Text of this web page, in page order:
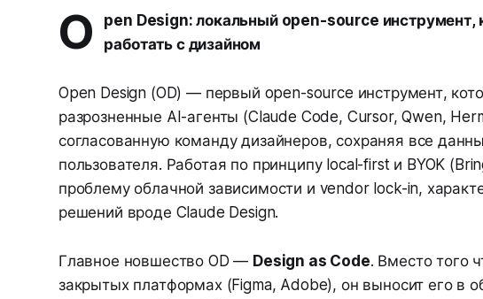
O
pen Design: локальный open-source инструмент,
работать с дизайном
Open Design (OD) — первый open-source инструмент,
разрозненные AI-агенты (Claude Code, Cursor, Qwen,
согласованную команду дизайнеров, сохраняя все
пользователя. Работая по принципу local-firstи BYOK (
проблему облачной зависимости и vendor lock-in,
решений вроде Claude Design.
Главное новшество OD — Design as Code. Вместо того
закрытых платформах (Figma, Adobe), он выносит его в